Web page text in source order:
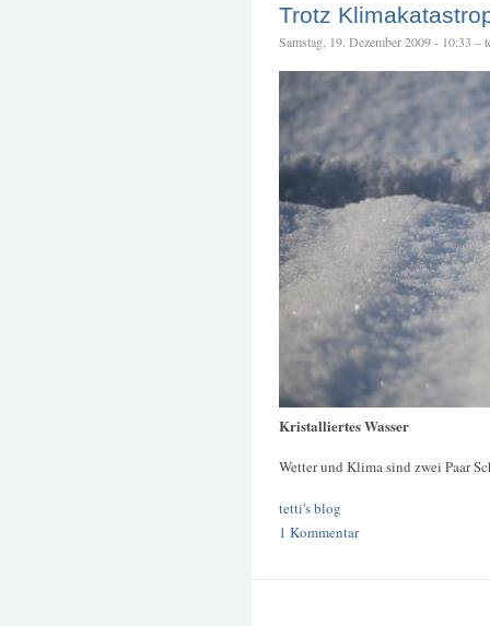
Trotz
Samstag, 19. Dezember 2009 - 10:33 –
Kristalliertes Wasser
Wetter und Klima sind zwei Paar
tetti's blog
1 Kommentar